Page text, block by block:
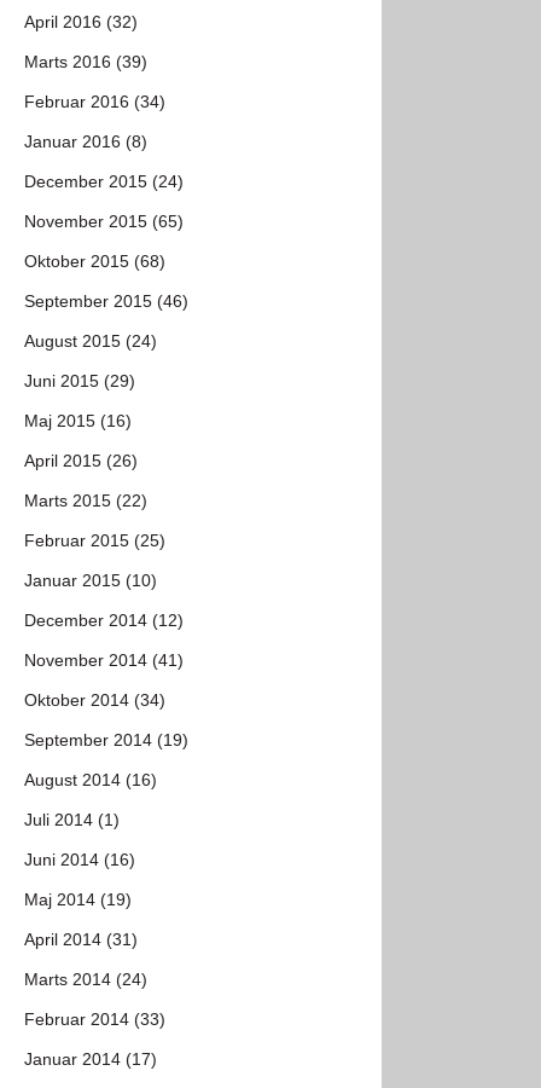
April 2016 (32)
Marts 2016 (39)
Februar 2016 (34)
Januar 2016 (8)
December 2015 (24)
November 2015 (65)
Oktober 2015 (68)
September 2015 (46)
August 2015 (24)
Juni 2015 (29)
Maj 2015 (16)
April 2015 (26)
Marts 2015 (22)
Februar 2015 (25)
Januar 2015 (10)
December 2014 (12)
November 2014 (41)
Oktober 2014 (34)
September 2014 (19)
August 2014 (16)
Juli 2014 (1)
Juni 2014 (16)
Maj 2014 (19)
April 2014 (31)
Marts 2014 (24)
Februar 2014 (33)
Januar 2014 (17)